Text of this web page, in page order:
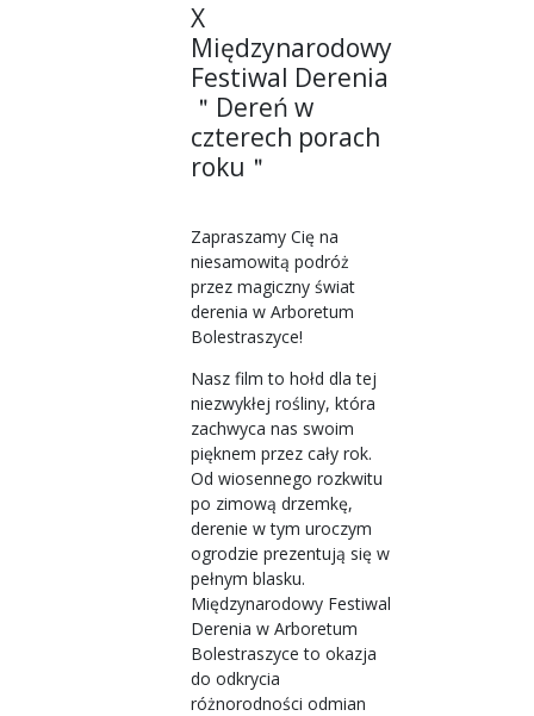
X
Międzynarodowy
Festiwal Derenia
＂Dereń w
czterech porach
roku＂
Zapraszamy Cię na
niesamowitą podróż
przez magiczny świat
derenia w Arboretum
Bolestraszyce!
Nasz film to hołd dla tej
niezwykłej rośliny, która
zachwyca nas swoim
pięknem przez cały rok.
Od wiosennego rozkwitu
po zimową drzemkę,
derenie w tym uroczym
ogrodzie prezentują się w
pełnym blasku.
Międzynarodowy Festiwal
Derenia w Arboretum
Bolestraszyce to okazja
do odkrycia
różnorodności odmian